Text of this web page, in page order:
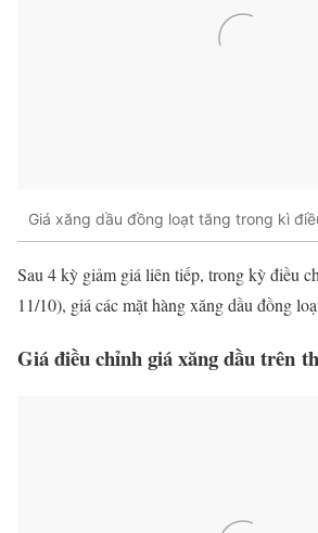
Giá xăng dầu đồng loạt tăng trong kì
Sau 4 kỳ giảm giá liên tiếp, trong kỳ điều
11/10), giá các mặt hàng xăng dầu đồng
Giá điều chỉnh giá xăng dầu trên